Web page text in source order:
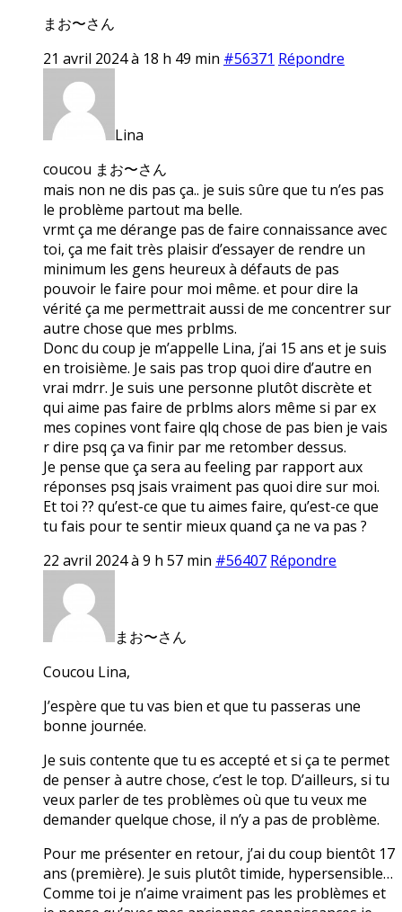
まお〜さん
21 avril 2024 à 18 h 49 min #56371 Répondre
Lina
coucou まお〜さん
mais non ne dis pas ça.. je suis sûre que tu n’es pas
le problème partout ma belle.
vrmt ça me dérange pas de faire connaissance avec
toi, ça me fait très plaisir d’essayer de rendre un
minimum les gens heureux à défauts de pas
pouvoir le faire pour moi même. et pour dire la
vérité ça me permettrait aussi de me concentrer sur
autre chose que mes prblms.
Donc du coup je m’appelle Lina, j’ai 15 ans et je suis
en troisième. Je sais pas trop quoi dire d’autre en
vrai mdrr. Je suis une personne plutôt discrète et
qui aime pas faire de prblms alors même si par ex
mes copines vont faire qlq chose de pas bien je vais
r dire psq ça va finir par me retomber dessus.
Je pense que ça sera au feeling par rapport aux
réponses psq jsais vraiment pas quoi dire sur moi.
Et toi ?? qu’est-ce que tu aimes faire, qu’est-ce que
tu fais pour te sentir mieux quand ça ne va pas ?
22 avril 2024 à 9 h 57 min #56407 Répondre
まお〜さん
Coucou Lina,
J’espère que tu vas bien et que tu passeras une
bonne journée.
Je suis contente que tu es accepté et si ça te permet
de penser à autre chose, c’est le top. D’ailleurs, si tu
veux parler de tes problèmes où que tu veux me
demander quelque chose, il n’y a pas de problème.
Pour me présenter en retour, j’ai du coup bientôt 17
ans (première). Je suis plutôt timide, hypersensible…
Comme toi je n’aime vraiment pas les problèmes et